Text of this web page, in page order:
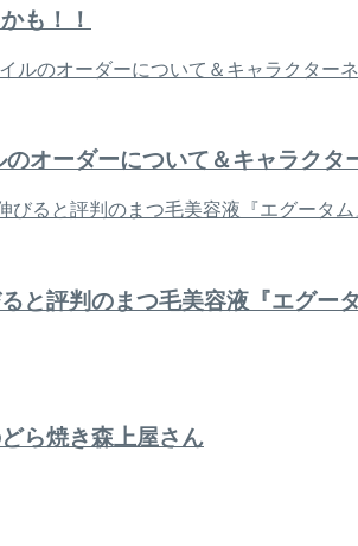
も！！
オーダーについて＆キャラクタ
と評判のまつ毛美容液『エグー
ら焼き森上屋さん